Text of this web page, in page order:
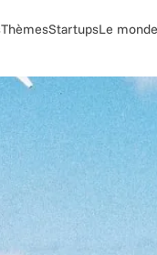
ThèmesStartupsLe